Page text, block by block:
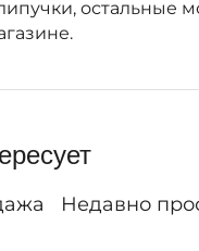
остальные
Недавно